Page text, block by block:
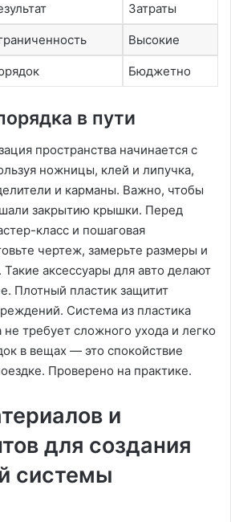
Затраты
Высокие
Бюджетно
в пути
пространства начинается с
ножницы, клей и липучка,
и карманы. Важно, чтобы
закрытию крышки. Перед
класс и пошаговая
чертеж, замерьте размеры и
аксессуары для авто делают
Плотный пластик защитит
Система из пластика
требует сложного ухода и легко
в вещах — это спокойствие
Проверено на практике.
и
для создания
системы